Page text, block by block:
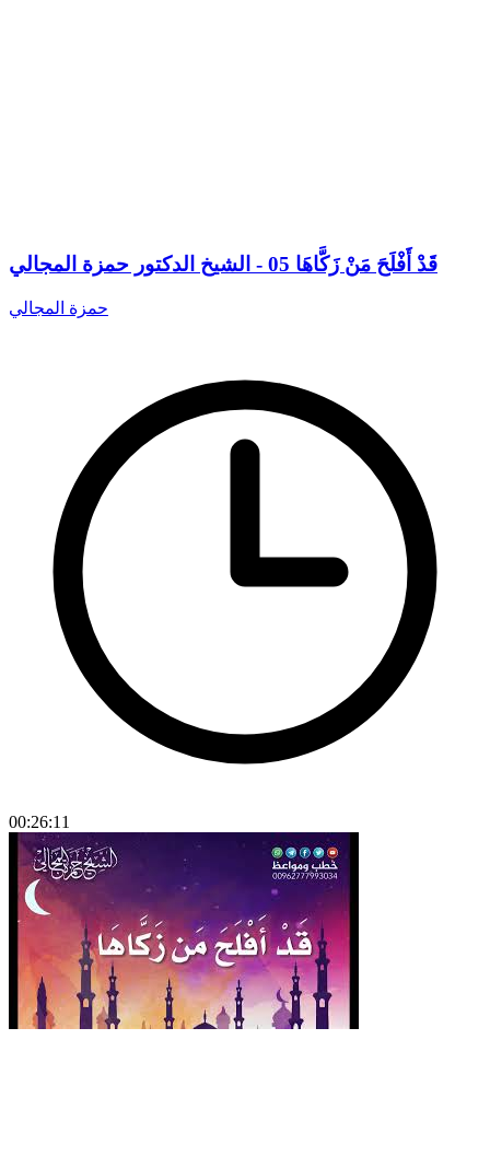
قَدْ أَفْلَحَ مَنْ زَكَّاهَا 05 - الشيخ الدكتور حمزة المجالي
حمزة المجالي
00:26:11